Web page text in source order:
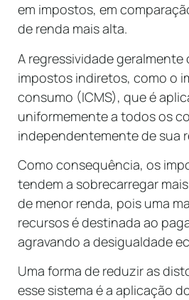
em impostos, em
de renda mais alta.
A regressividade geralmente
impostos indiretos, como o
consumo (ICMS), que é
uniformemente a todos os
independentemente de sua
Como consequência, os
tendem a sobrecarregar
de menor renda, pois uma
recursos é destinada ao
agravando a desigualdade
Uma forma de reduzir as
esse sistema é a aplicação